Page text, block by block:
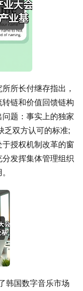
所长付继存指出，
链和价值回馈链构
题：事实上的独家
乏双方认可的标准;
授权机制改革的窗
发挥集体管理组织
韩国数字音乐市场